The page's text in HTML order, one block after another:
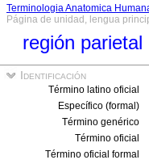
Terminologia Anatomica
Página de unidad, lengua
región parietal
Identificación
Término latino oficial
Específico (formal)
Término genérico
Término oficial
Término oficial formal